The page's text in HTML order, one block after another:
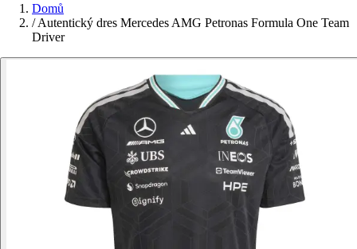
Domů
/ Autentický dres Mercedes AMG Petronas Formula One Team
Driver